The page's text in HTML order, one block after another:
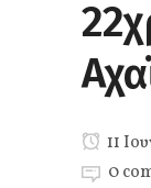
11
0